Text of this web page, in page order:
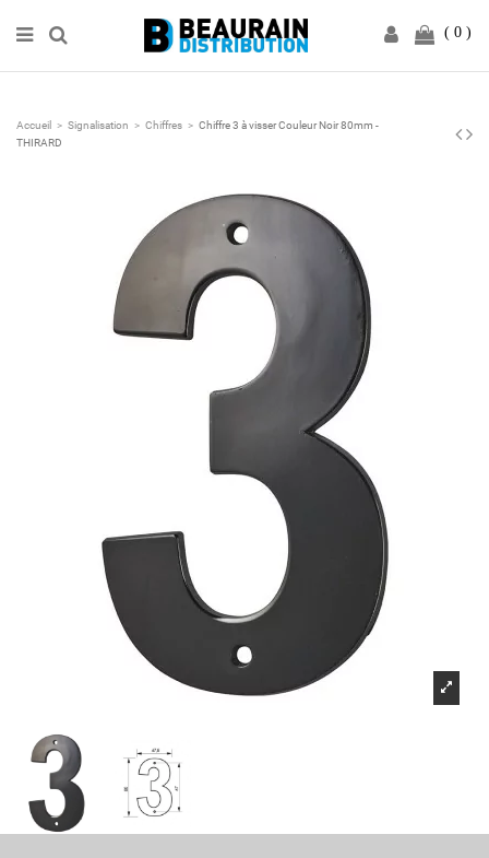
0
Accueil Signalisation Chiffres
Chiffre 3 à visser Couleur Noir 80mm -
THIRARD